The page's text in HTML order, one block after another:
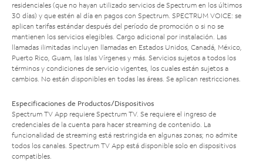
residenciales (que no hayan utilizado servicios de Spectrum en los últimos
30 días) y que estén al día en pagos con Spectrum. SPECTRUM VOICE: se
aplican tarifas estándar después del período de promoción o si no se
mantienen los servicios elegibles. Cargo adicional por instalación. Las
llamadas ilimitadas incluyen llamadas en Estados Unidos, Canadá, México,
Puerto Rico, Guam, las Islas Vírgenes y más. Servicios sujetos a todos los
términos y condiciones de servicio vigentes, los cuales están sujetos a
cambios. No están disponibles en todas las áreas. Se aplican restricciones.
Especificaciones de Productos/Dispositivos
Spectrum TV App requiere Spectrum TV. Se requiere el ingreso de
credenciales de la cuenta para hacer streaming de contenido. La
funcionalidad de streaming está restringida en algunas zonas; no admite
todos los canales. Spectrum TV App está disponible solo en dispositivos
compatibles.